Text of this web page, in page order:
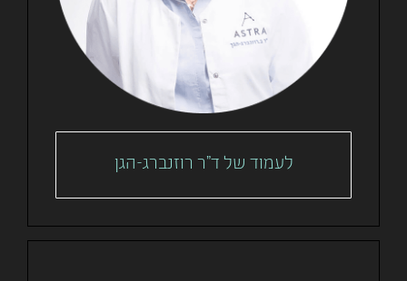
לעמוד של ד"ר רוזנברג-הגן